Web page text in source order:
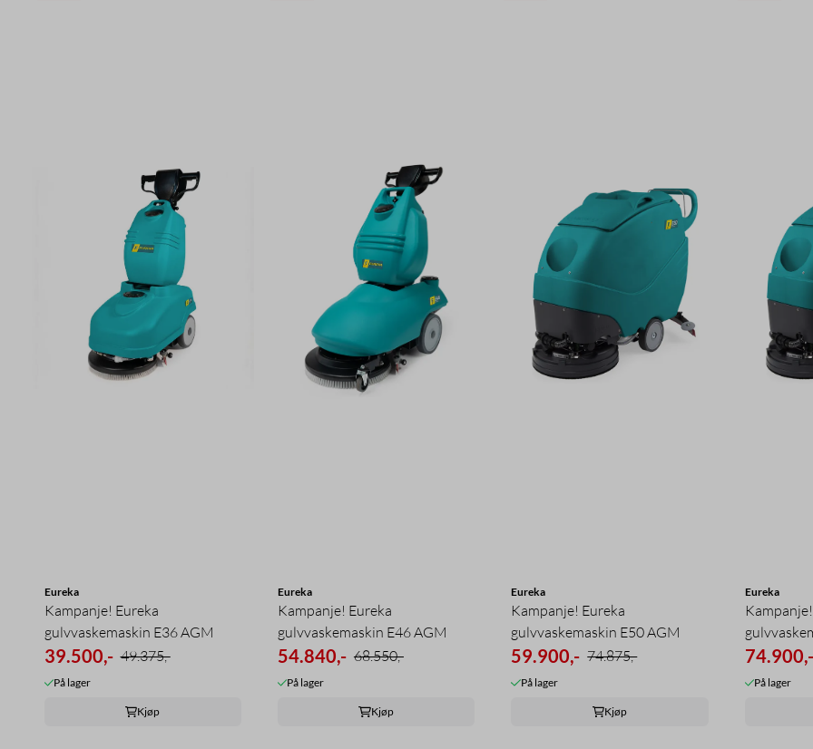
Eureka
Kampanje! Eureka
gulvvaskemaskin E36 AGM
39.500,- 49.375,-
På lager
Kjøp
Eureka
Kampanje! Eureka
gulvvaskemaskin E46 AGM
54.840,- 68.550,-
På lager
Kjøp
Eureka
Kampanje! Eureka
gulvvaskemaskin E50 AGM
59.900,- 74.875,-
På lager
Kjøp
Eureka
TRAC
74.900,-
På lager